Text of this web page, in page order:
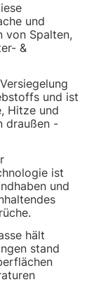
und
von Spalten,
&
und ist
Hitze und
draußen -
ist
und
hält
stand